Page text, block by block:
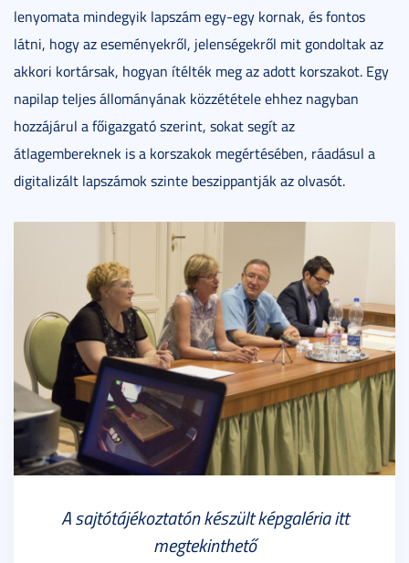
lenyomata mindegyik lapszám egy-egy kornak, és fontos
látni, hogy az eseményekről, jelenségekről mit gondoltak az
akkori kortársak, hogyan ítélték meg az adott korszakot. Egy
napilap teljes állományának közzététele ehhez nagyban
hozzájárul a főigazgató szerint, sokat segít az
átlagembereknek is a korszakok megértésében, ráadásul a
digitalizált lapszámok szinte beszippantják az olvasót.
A sajtótájékoztatón készült képgaléria itt
megtekinthető